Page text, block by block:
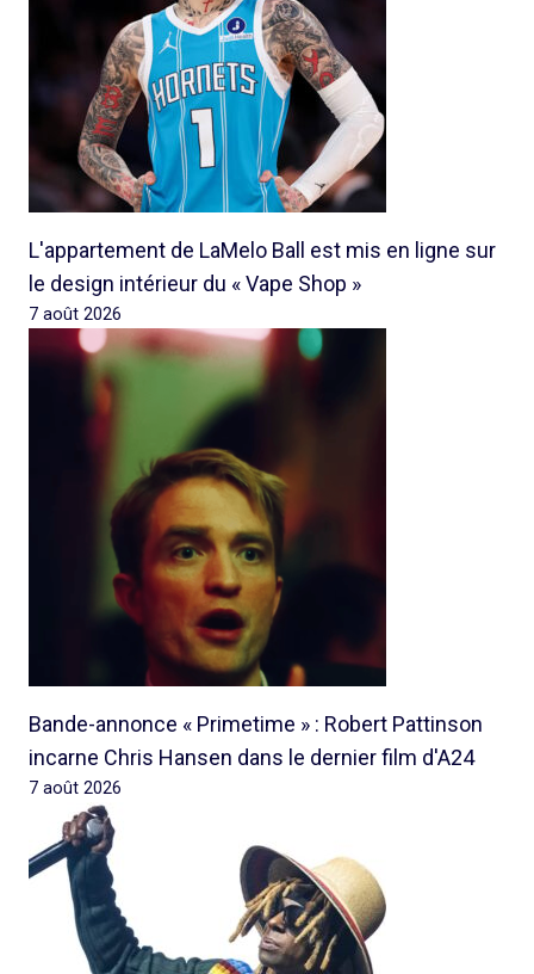
L'appartement de LaMelo Ball est mis en ligne sur
le design intérieur du « Vape Shop »
7 août 2026
Bande-annonce « Primetime » : Robert Pattinson
incarne Chris Hansen dans le dernier film d'A24
7 août 2026